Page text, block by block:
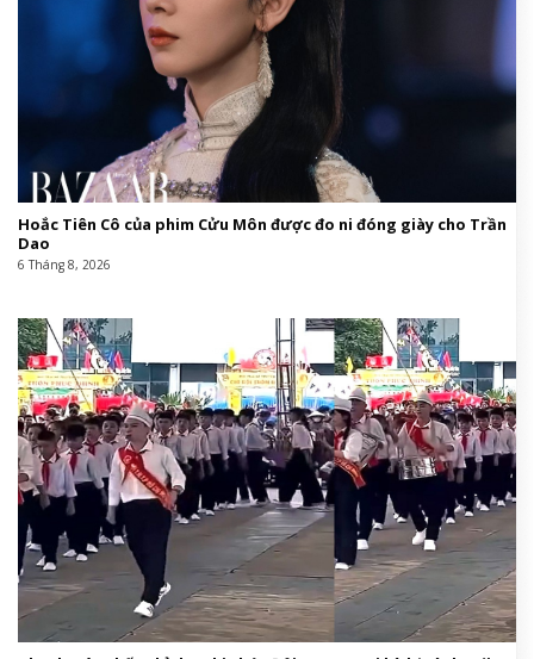
Hoắc Tiên Cô của phim Cửu Môn được đo ni đóng giày cho Trần
Dao
6 Tháng 8, 2026